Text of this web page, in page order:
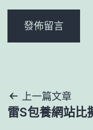
文
章
上一篇文章
雷S包養網站